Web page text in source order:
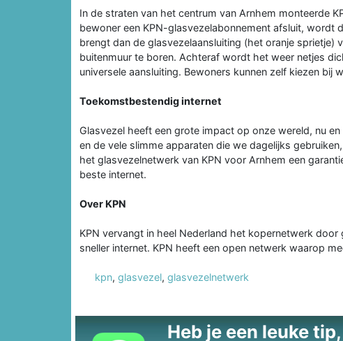
In de straten van het centrum van Arnhem monteerde
bewoner een KPN-glasvezelabonnement afsluit, wordt
brengt dan de glasvezelaansluiting (het oranje sprietje)
buitenmuur te boren. Achteraf wordt het weer netjes
universele aansluiting. Bewoners kunnen zelf kiezen bij
Toekomstbestendig internet
Glasvezel heeft een grote impact op onze wereld, nu
en de vele slimme apparaten die we dagelijks
het glasvezelnetwerk van KPN voor Arnhem een
beste internet.
Over KPN
KPN vervangt in heel Nederland het kopernetwerk
sneller internet. KPN heeft een open netwerk waarop
kpn, glasvezel, glasvezelnetwerk
Heb je een leuke